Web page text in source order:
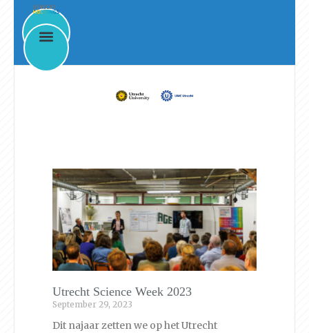
Utrecht Science Week 2023
September 29, 2023
Dit najaar zetten we op het Utrecht